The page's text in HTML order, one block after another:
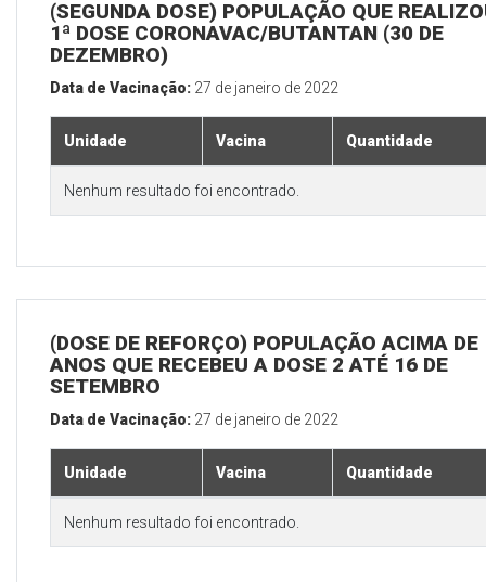
(SEGUNDA DOSE) POPULAÇÃO QUE
1ª DOSE CORONAVAC/BUTANTAN (30 DE
DEZEMBRO)
Data de Vacinação: 27 de janeiro de 2022
Unidade Vacina Quantidade
Nenhum resultado foi encontrado.
(DOSE DE REFORÇO) POPULAÇÃO ACIMA DE
ANOS QUE RECEBEU A DOSE 2 ATÉ 16 DE
SETEMBRO
Data de Vacinação: 27 de janeiro de 2022
Unidade Vacina Quantidade
Nenhum resultado foi encontrado.